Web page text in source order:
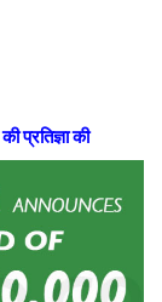
प्रतिज्ञा की